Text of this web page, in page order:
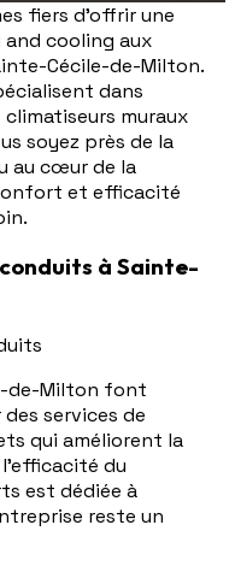
fiers d'offrir une
and cooling aux
Cécile-de-Milton.
dans
muraux
soyez près de la
au cœur de la
et efficacité
à Sainte-
de-Milton font
services de
qui améliorent la
du
est dédiée à
reste un